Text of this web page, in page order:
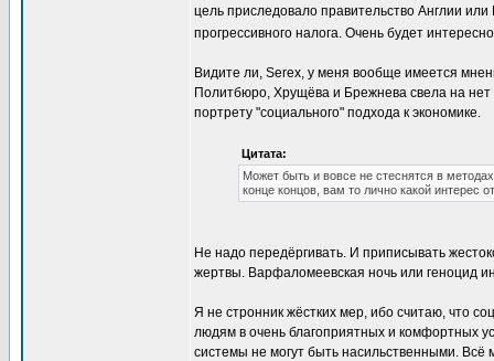
цель приследовало правительство Англии
прогрессивного налога. Очень будет
Видите ли, Serex, у меня вообще имеется
Политбюро, Хрущёва и Брежнева свела на
портрету "социального" подхода к экономике.
Цитата:
Может быть и вовсе не стеснятся в
конце концов, вам то лично какой интерес
Не надо передёргивать. И приписывать
жертвы. Варфаломеевская ночь или геноцид
Я не стронник жёстких мер, ибо считаю, что
людям в очень благоприятных и комфортных
системы не могут быть насильственными.